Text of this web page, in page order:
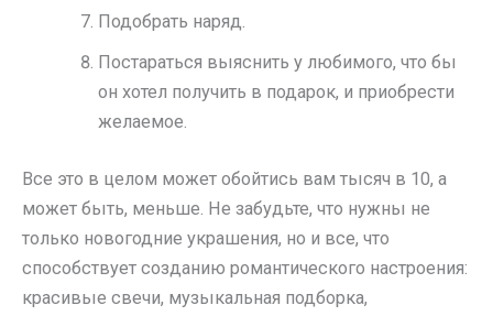
Подобрать наряд.
Постараться выяснить у любимого, что бы
он хотел получить в подарок, и приобрести
желаемое.
Все это в целом может обойтись вам тысяч в 10, а
может быть, меньше. Не забудьте, что нужны не
только новогодние украшения, но и все, что
способствует созданию романтического настроения:
красивые свечи, музыкальная подборка,